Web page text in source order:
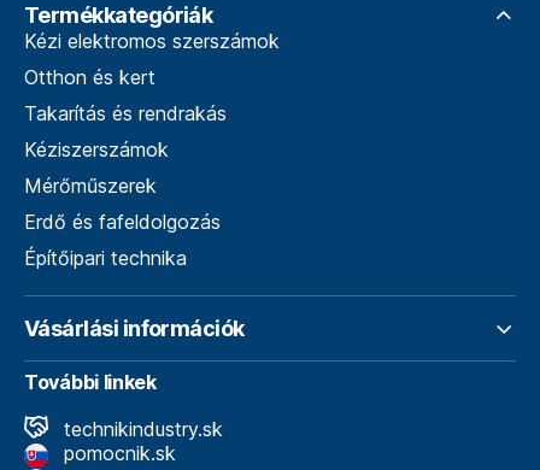
Termékkategóriák
Kézi elektromos szerszámok
Otthon és kert
Takarítás és rendrakás
Kéziszerszámok
Mérőműszerek
Erdő és fafeldolgozás
Építőipari technika
Vásárlási információk
További linkek
technikindustry.sk
pomocnik.sk